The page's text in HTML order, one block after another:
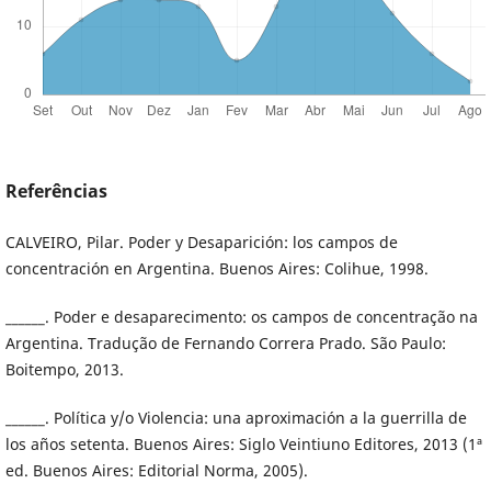
Referências
CALVEIRO, Pilar. Poder y Desaparición: los campos de
concentración en Argentina. Buenos Aires: Colihue, 1998.
______. Poder e desaparecimento: os campos de concentração na
Argentina. Tradução de Fernando Correra Prado. São Paulo:
Boitempo, 2013.
______. Política y/o Violencia: una aproximación a la guerrilla de
los años setenta. Buenos Aires: Siglo Veintiuno Editores, 2013 (1ª
ed. Buenos Aires: Editorial Norma, 2005).